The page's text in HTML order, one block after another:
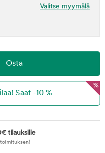
Valitse myymälä
%
tilauksille